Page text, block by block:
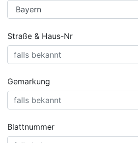
Straße & Haus-Nr
Gemarkung
Blattnummer